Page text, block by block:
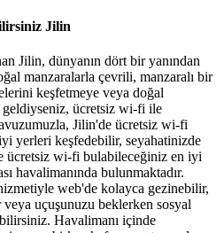
Jilin
Jilin, dünyanın dört bir yanından
manzaralarla çevrili, manzaralı bir
keşfetmeye veya doğal
geldiyseniz, ücretsiz wi-fi ile
Jilin'de ücretsiz wi-fi
yerleri keşfedebilir, seyahatinizde
wi-fi bulabileceğiniz en iyi
havalimanında bulunmaktadır.
web'de kolayca gezinebilir,
veya uçuşunuzu beklerken sosyal
Havalimanı içinde